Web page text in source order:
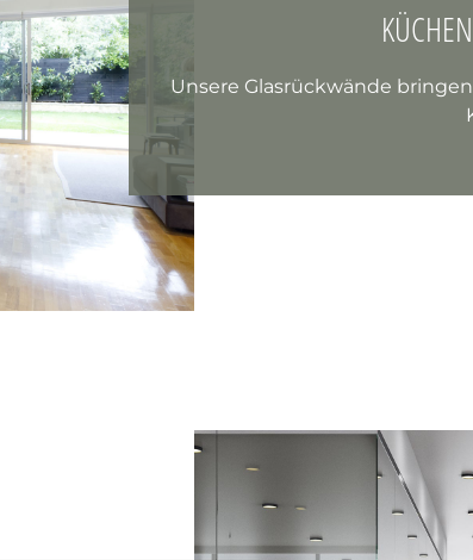
Unsere Glasrückwände